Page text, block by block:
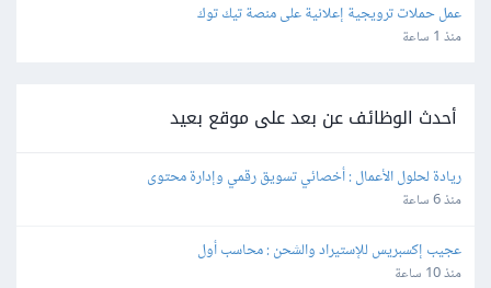
عمل حملات ترويجية إعلانية على منصة تيك توك
منذ 1 ساعة
أحدث الوظائف عن بعد على موقع بعيد
ريادة لحلول الأعمال : أخصائي تسويق رقمي وإدارة محتوى
منذ 6 ساعة
عجيب إكسبريس للإستيراد والشحن : محاسب أول
منذ 10 ساعة